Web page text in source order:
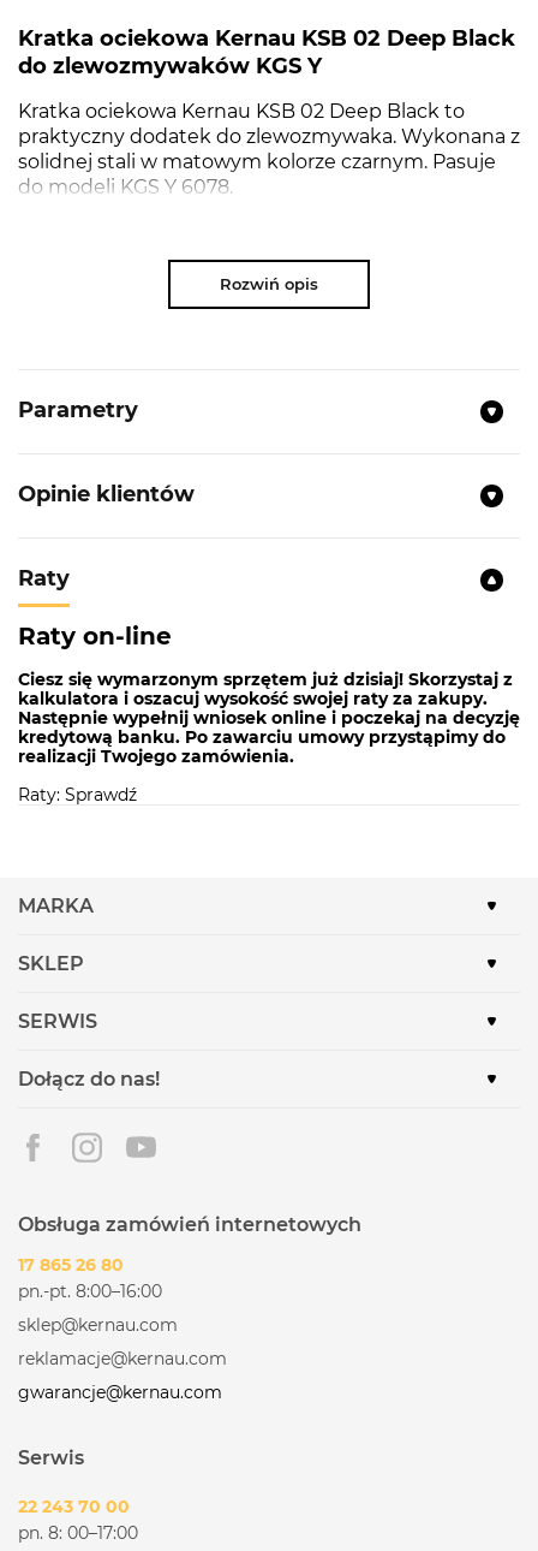
Kratka ociekowa Kernau KSB 02 Deep Black
do zlewozmywaków KGS Y
Kratka ociekowa Kernau KSB 02 Deep Black to
praktyczny dodatek do zlewozmywaka. Wykonana z
solidnej stali w matowym kolorze czarnym. Pasuje
do modeli KGS Y 6078.
NAJWAŻNIEJSZE PARAMETRY
Kolor:Czarny mat
Black, KGS Y 6078 1B1D Black Metallic
Rozwiń opis
Parametry
Opinie klientów
Raty
Raty on-line
Ciesz się wymarzonym sprzętem już dzisiaj! Skorzystaj z
kalkulatora i oszacuj wysokość swojej raty za zakupy.
Następnie wypełnij wniosek online i poczekaj na decyzję
kredytową banku. Po zawarciu umowy przystąpimy do
realizacji Twojego zamówienia.
Raty: Sprawdź
MARKA
SKLEP
SERWIS
Dołącz do nas!
Obsługa zamówień internetowych
17 865 26 80
pn.-pt. 8:00–16:00
sklep@kernau.com
reklamacje@kernau.com
gwarancje@kernau.com
Serwis
22 243 70 00
pn. 8: 00–17:00